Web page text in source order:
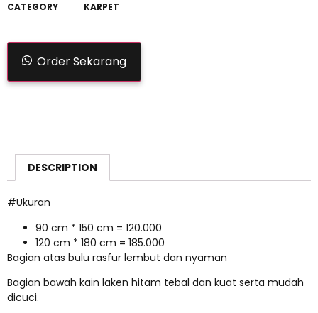
CATEGORY KARPET
Order Sekarang
DESCRIPTION
#Ukuran
90 cm * 150 cm = 120.000
120 cm * 180 cm = 185.000
Bagian atas bulu rasfur lembut dan nyaman
Bagian bawah kain laken hitam tebal dan kuat serta mudah
dicuci.